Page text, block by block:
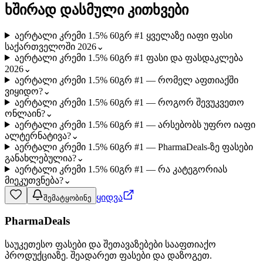
ხშირად დასმული კითხვები
აერტალი კრემი 1.5% 60გრ #1 ყველაზე იაფი ფასი
საქართველოში 2026⌄
აერტალი კრემი 1.5% 60გრ #1 ფასი და ფასდაკლება
2026⌄
აერტალი კრემი 1.5% 60გრ #1 — რომელ აფთიაქში
ვიყიდო?⌄
აერტალი კრემი 1.5% 60გრ #1 — როგორ შევუკვეთო
ონლაინ?⌄
აერტალი კრემი 1.5% 60გრ #1 — არსებობს უფრო იაფი
ალტერნატივა?⌄
აერტალი კრემი 1.5% 60გრ #1 — PharmaDeals-ზე ფასები
განახლებულია?⌄
აერტალი კრემი 1.5% 60გრ #1 — რა კატეგორიას
მიეკუთვნება?⌄
შემატყობინე ყიდვა
PharmaDeals
საუკეთესო ფასები და შეთავაზებები სააფთიაქო
პროდუქციაზე. შეადარეთ ფასები და დაზოგეთ.